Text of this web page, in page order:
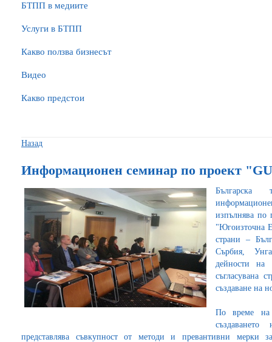
БTПП в медиите
Услуги в БТПП
Какво ползва бизнесът
Видео
Какво предстои
Назад
Информационен семинар по проект
Българска
изпълнява по
"Югоизточна
страни –
Сърбия,
дейности на
съгласувана
създаване на
По време на
представлява съвкупност от методи и превантивни мерки